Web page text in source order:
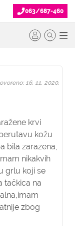
063/687-460
krvi
kožu
bila zarazena,
nikakvih
grlu koji se
tačkica na
zbog
16. 11. 2020.